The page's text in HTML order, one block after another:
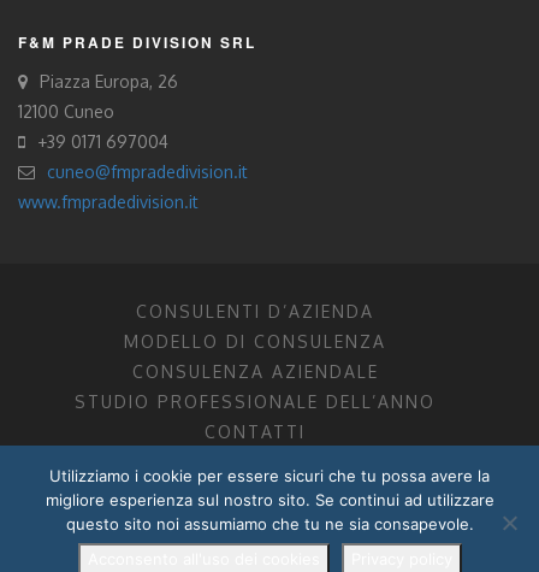
F&M PRADE DIVISION SRL
Piazza Europa, 26
12100 Cuneo
+39 0171 697004
cuneo@fmpradedivision.it
www.fmpradedivision.it
CONSULENTI D’AZIENDA
MODELLO DI CONSULENZA
CONSULENZA AZIENDALE
STUDIO PROFESSIONALE DELL’ANNO
CONTATTI
FM CONSULENTI D’AZIENDA SOCIETÀ TRA PROFESSIONISTI
DOTTORI COMMERCIALISTI MANTOVA, PORDENONE, TRENTO
P.I. 01599280201
Utilizziamo i cookie per essere sicuri che tu possa avere la
migliore esperienza sul nostro sito. Se continui ad utilizzare
questo sito noi assumiamo che tu ne sia consapevole.